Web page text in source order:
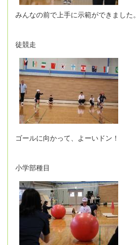
みんなの前で上手に示範ができました。
徒競走
ゴールに向かって、よーいドン！
小学部種目